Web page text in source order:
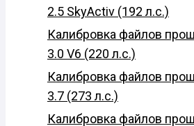
2.5 SkyActiv (192 л.с.)
Калибровка файлов
3.0 V6 (220 л.с.)
Калибровка файлов
3.7 (273 л.с.)
Калибровка файлов